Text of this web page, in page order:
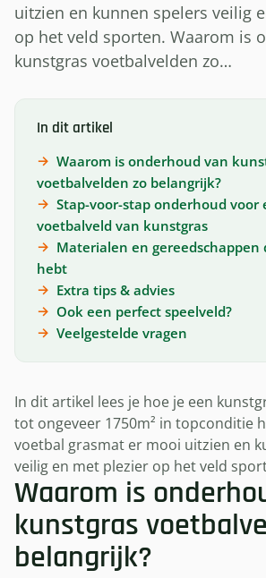
uitzien en kunnen spelers veilig
op het veld sporten. Waarom is
kunstgras voetbalvelden zo…
In dit artikel
Waarom is onderhoud van
voetbalvelden zo belangrijk?
Stap-voor-stap onderhoud voor
voetbalveld van kunstgras
Materialen en gereedschappen
hebt
Extra tips & advies
Ook een perfect speelveld?
Veelgestelde vragen
In dit artikel lees je hoe je een
tot ongeveer 1750m² in topconditie
voetbal grasmat er mooi uitzien en
veilig en met plezier op het veld
Waarom is
kunstgras
belangrijk?